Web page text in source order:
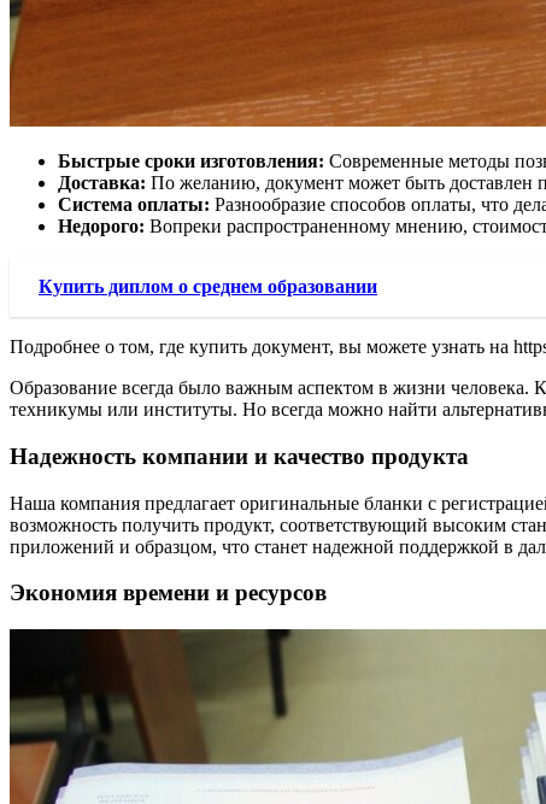
Быстрые сроки изготовления: Современные методы
Доставка: По желанию, документ может быть доставлен
Система оплаты: Разнообразие способов оплаты, что
Недорого: Вопреки распространенному мнению,
Купить диплом о среднем образовании
Подробнее о том, где купить документ, вы можете узнать на
Образование всегда было важным аспектом в жизни человека.
техникумы или институты. Но всегда можно найти
Надежность компании и качество продукта
Наша компания предлагает оригинальные бланки с
возможность получить продукт, соответствующий высоким
приложений и образцом, что станет надежной поддержкой в
Экономия времени и ресурсов